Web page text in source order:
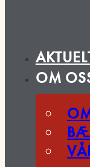
OM